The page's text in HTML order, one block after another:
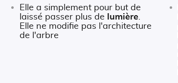
Elle a simplement pour but de
laissé passer plus de
lumière.
Elle ne modifie pas l'architecture
de l'arbre